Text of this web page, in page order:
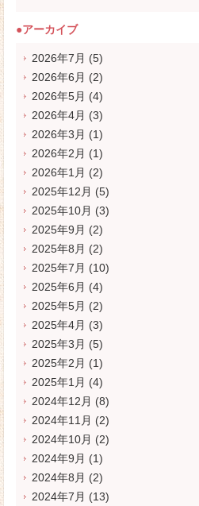
●アーカイブ
2026年7月 (5)
2026年6月 (2)
2026年5月 (4)
2026年4月 (3)
2026年3月 (1)
2026年2月 (1)
2026年1月 (2)
2025年12月 (5)
2025年10月 (3)
2025年9月 (2)
2025年8月 (2)
2025年7月 (10)
2025年6月 (4)
2025年5月 (2)
2025年4月 (3)
2025年3月 (5)
2025年2月 (1)
2025年1月 (4)
2024年12月 (8)
2024年11月 (2)
2024年10月 (2)
2024年9月 (1)
2024年8月 (2)
2024年7月 (13)